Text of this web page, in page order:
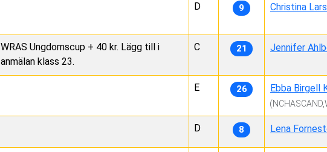
D 9 Christina
WRAS Ungdomscup + 40 kr. Lägg till i
anmälan klass 23.
C 21 Jennifer
E 26 Ebba Birgell
D 8 Lena